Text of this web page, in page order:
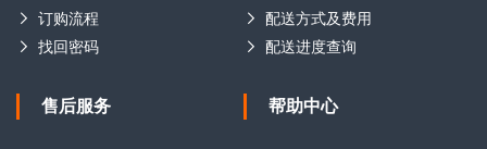
订购流程
找回密码
配送方式及费用
配送进度查询
售后服务 帮助中心